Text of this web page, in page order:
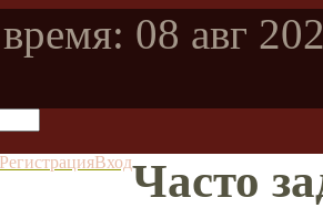
08 авг
РегистрацияВходЧасто